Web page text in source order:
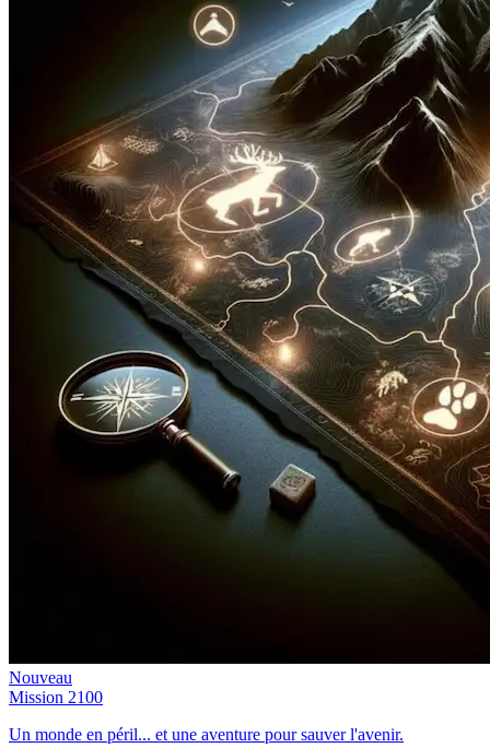
Nouveau
Mission 2100
Un monde en péril... et une aventure pour sauver l'avenir.